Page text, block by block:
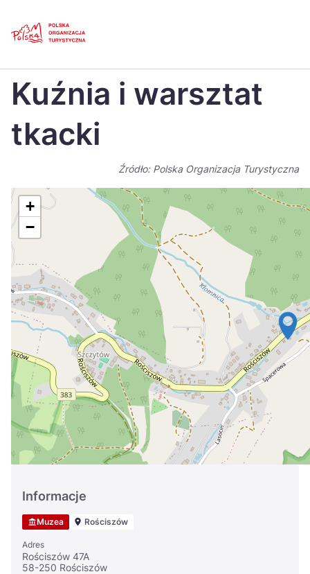
Polski
Dansk
Italiano
Nederlands 日本
Português
Suomi
Україна
Zamknij
Kuźnia i warsztat
tkacki
Źródło: Polska Organizacja Turystyczna
+
−
Informacje
Muzea Rościszów
Adres
Rościszów 47A
58-250 Rościszów